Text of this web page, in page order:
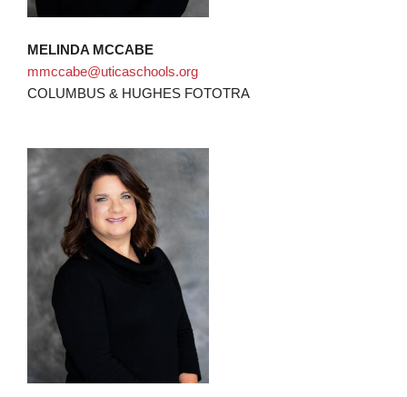
MELINDA MCCABE
mmccabe@uticaschools.org
COLUMBUS & HUGHES FOTOTRA